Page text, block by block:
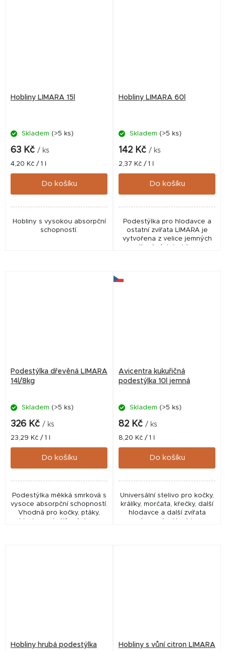
Hobliny LIMARA 15l
Skladem (>5 ks)
63 Kč / ks
Měrná
cena:
4,20 Kč / 1 l
Do košíku
Hobliny s vysokou absorpční
schopností.
Hobliny LIMARA 60l
Skladem (>5 ks)
142 Kč / ks
Měrná
cena:
2,37 Kč / 1 l
Do košíku
Podestýlka pro hlodavce a
ostatní zvířata LIMARA je
vytvořena z velice jemných
Podestýlka dřevěná LIMARA
14l/8kg
Skladem (>5 ks)
326 Kč / ks
Měrná
cena:
23,29 Kč / 1 l
Do košíku
Podestýlka měkká smrková s
vysoce absorpční schopností.
Vhodná pro kočky, ptáky,
hlodavce, králíky, želvy a
Avicentra kukuřičná
podestýlka 10l jemná
Skladem (>5 ks)
82 Kč / ks
Měrná
cena:
8,20 Kč / 1 l
Do košíku
Universální stelivo pro kočky,
králíky, morčata, křečky, další
hlodavce a další zvířata
chovaná v klecích.
Hobliny hrubá podestýlka
Hobliny s vůní citron LIMARA